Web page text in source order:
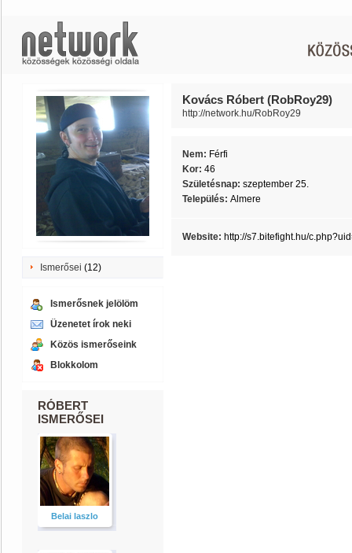
Ismerősei (12)
Ismerősnek jelölöm
Üzenetet írok neki
Közös ismerőseink
Blokkolom
RÓBERT
ISMERŐSEI
Belai laszlo
Kovács Róbert (RobRoy29)
http://network.hu/RobRoy29
Nem: Férfi
Kor: 46
Születésnap: szeptember 25.
Település: Almere
Website: http://s7.bitefight.hu/